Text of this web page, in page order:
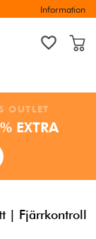
Information
OUTLET
EXTRA
| Fjärrkontroll